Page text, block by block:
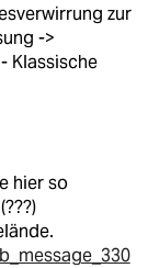
zur
->
Klassische
hier so